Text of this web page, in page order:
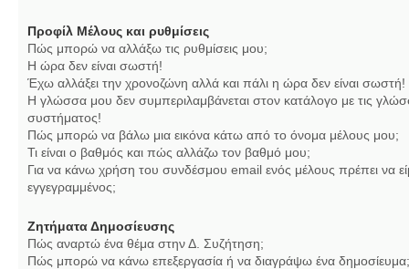
Προφίλ Μέλους και ρυθμίσεις
Πώς μπορώ να αλλάξω τις ρυθμίσεις μου;
Η ώρα δεν είναι σωστή!
Έχω αλλάξει την χρονοζώνη αλλά και πάλι η ώρα δεν είναι σωστή!
Η γλώσσα μου δεν συμπεριλαμβάνεται στον κατάλογο με τις
συστήματος!
Πώς μπορώ να βάλω μια εικόνα κάτω από το όνομα μέλους μου;
Τι είναι ο βαθμός και πώς αλλάζω τον βαθμό μου;
Για να κάνω χρήση του συνδέσμου email ενός μέλους πρέπει να
εγγεγραμμένος;
Ζητήματα Δημοσίευσης
Πώς αναρτώ ένα θέμα στην Δ. Συζήτηση;
Πώς μπορώ να κάνω επεξεργασία ή να διαγράψω ένα δημοσίευμα;